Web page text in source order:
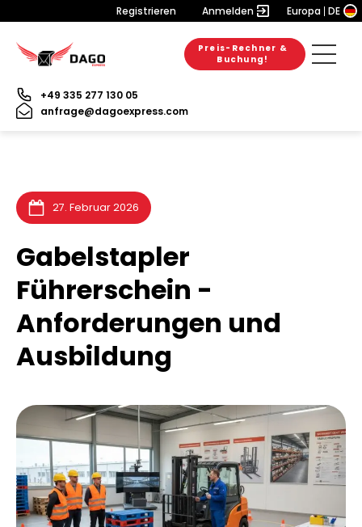
Registrieren Anmelden Europa DE
Preis-Rechner &
Buchung!
+49 335 277 130 05
anfrage@dagoexpress.com
27. Februar 2026
Gabelstapler
Führerschein -
Anforderungen und
Ausbildung
28. Juli 2026
28. Juli 2026
25. Juli 2026